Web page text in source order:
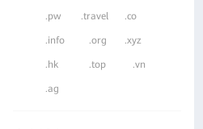
.pw .travel .co
.info .org .xyz
.hk .top .vn
.ag